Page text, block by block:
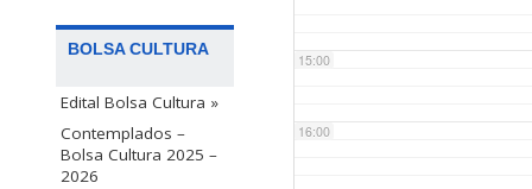
BOLSA CULTURA
Edital Bolsa Cultura »
Contemplados –
Bolsa Cultura 2025 –
2026
15:00
16:00